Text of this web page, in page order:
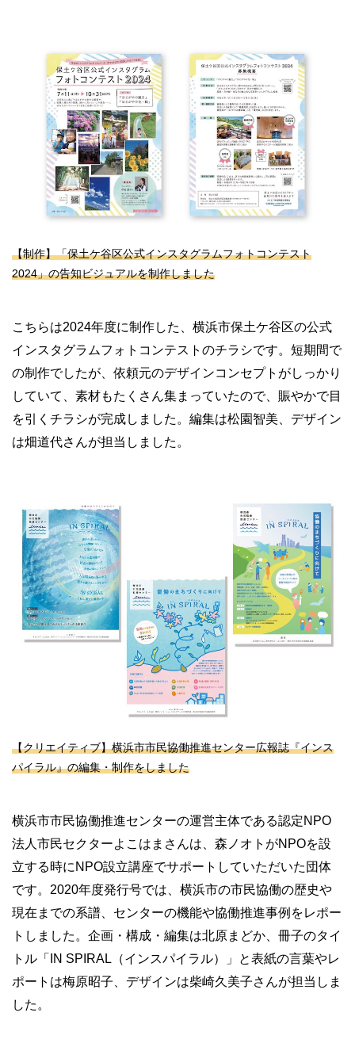
【制作】「保土ケ谷区公式インスタグラムフォトコンテスト
2024」の告知ビジュアルを制作しました
こちらは2024年度に制作した、横浜市保土ケ谷区の公式
インスタグラムフォトコンテストのチラシです。短期間で
の制作でしたが、依頼元のデザインコンセプトがしっかり
していて、素材もたくさん集まっていたので、賑やかで目
を引くチラシが完成しました。編集は松園智美、デザイン
は畑道代さんが担当しました。
【クリエイティブ】横浜市市民協働推進センター広報誌『インス
パイラル』の編集・制作をしました
横浜市市民協働推進センターの運営主体である認定NPO
法人市民セクターよこはまさんは、森ノオトがNPOを設
立する時にNPO設立講座でサポートしていただいた団体
です。2020年度発行号では、横浜市の市民協働の歴史や
現在までの系譜、センターの機能や協働推進事例をレポー
トしました。企画・構成・編集は北原まどか、冊子のタイ
トル「IN SPIRAL（インスパイラル）」と表紙の言葉やレ
ポートは梅原昭子、デザインは柴崎久美子さんが担当しま
した。